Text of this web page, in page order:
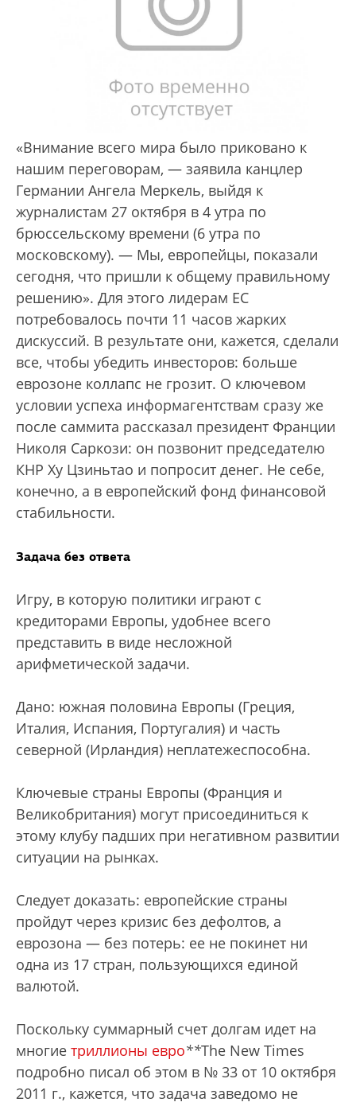
«Внимание всего мира было приковано к
нашим переговорам, — заявила канцлер
Германии Ангела Меркель, выйдя к
журналистам 27 октября в 4 утра по
брюссельскому времени (6 утра по
московскому). — Мы, европейцы, показали
сегодня, что пришли к общему правильному
решению». Для этого лидерам ЕС
потребовалось почти 11 часов жарких
дискуссий. В результате они, кажется, сделали
все, чтобы убедить инвесторов: больше
еврозоне коллапс не грозит. О ключевом
условии успеха информагентствам сразу же
после саммита рассказал президент Франции
Николя Саркози: он позвонит председателю
КНР Ху Цзиньтао и попросит денег. Не себе,
конечно, а в европейский фонд финансовой
стабильности.
Задача без ответа
Игру, в которую политики играют с
кредиторами Европы, удобнее всего
представить в виде несложной
арифметической задачи.
Дано: южная половина Европы (Греция,
Италия, Испания, Португалия) и часть
северной (Ирландия) неплатежеспособна.
Ключевые страны Европы (Франция и
Великобритания) могут присоединиться к
этому клубу падших при негативном развитии
ситуации на рынках.
Следует доказать: европейские страны
пройдут через кризис без дефолтов, а
еврозона — без потерь: ее не покинет ни
одна из 17 стран, пользующихся единой
валютой.
Поскольку суммарный счет долгам идет на
многие триллионы евро**The New Times
подробно писал об этом в № 33 от 10 октября
2011 г., кажется, что задача заведомо не